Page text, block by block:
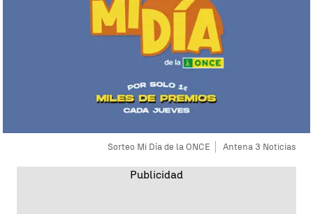
Sorteo Mi Día de la ONCE Antena 3 Noticias